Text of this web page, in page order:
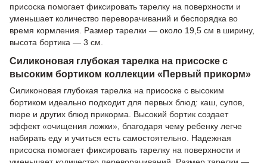
присоска помогает фиксировать тарелку на поверхности и
уменьшает количество переворачиваний и беспорядка во
время кормления. Размер тарелки — около 19,5 см в ширину,
высота бортика — 3 см.
Силиконовая глубокая тарелка на присоске с
высоким бортиком коллекции «Первый прикорм»
Силиконовая глубокая тарелка на присоске с высоким
бортиком идеально подходит для первых блюд: каш, супов,
пюре и других блюд прикорма. Высокий бортик создает
эффект «очищения ложки», благодаря чему ребенку легче
набирать еду и учиться есть самостоятельно. Надежная
присоска помогает фиксировать тарелку на поверхности и